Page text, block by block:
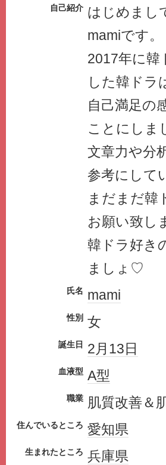
自己紹介 はじめまし
mamiです。
2017年に韓
した韓ドラ
自己満足の
ことにしま
文章力や分
参考にして
まだまだ韓
お願い致し
韓ドラ好き
ましょ♡
氏名 mami
性別 女
誕生日 2月13日
血液型 A型
職業 肌質改善＆
住んでいるところ 愛知県
生まれたところ 兵庫県